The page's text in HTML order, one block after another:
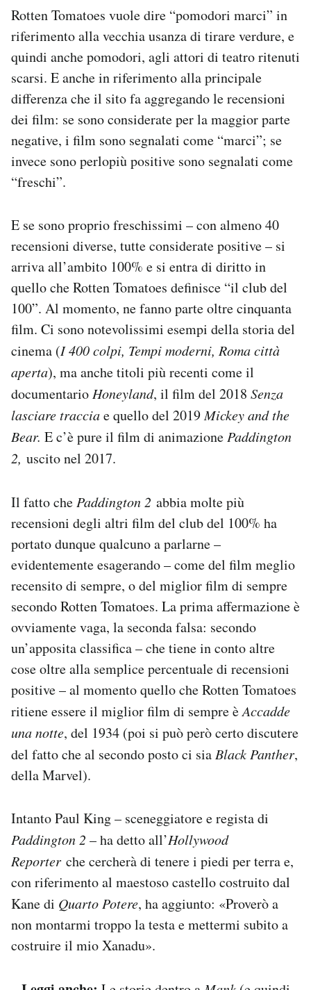
Rotten Tomatoes vuole dire “pomodori marci” in
riferimento alla vecchia usanza di tirare verdure, e
quindi anche pomodori, agli attori di teatro ritenuti
scarsi. E anche in riferimento alla principale
differenza che il sito fa aggregando le recensioni
dei film: se sono considerate per la maggior parte
negative, i film sono segnalati come “marci”; se
invece sono perlopiù positive sono segnalati come
“freschi”.
E se sono proprio freschissimi – con almeno 40
recensioni diverse, tutte considerate positive – si
arriva all’ambito 100% e si entra di diritto in
quello che Rotten Tomatoes definisce “il club del
100”. Al momento, ne fanno parte oltre cinquanta
film. Ci sono notevolissimi esempi della storia del
cinema (I 400 colpi, Tempi moderni, Roma città
aperta), ma anche titoli più recenti come il
documentario Honeyland, il film del 2018 Senza
lasciare tracciae quello del 2019Mickey and the
Bear. E c’è pure il film di animazione Paddington
2, uscito nel 2017.
Il fatto che Paddington 2 abbia molte più
recensioni degli altri film del club del 100% ha
portato dunque qualcuno a parlarne –
evidentemente esagerando – come del film meglio
recensito di sempre, o del miglior film di sempre
secondo Rotten Tomatoes. La prima affermazione è
ovviamente vaga, la seconda falsa: secondo
un’apposita classifica – che tiene in conto altre
cose oltre alla semplice percentuale di recensioni
positive – al momento quello che Rotten Tomatoes
ritiene essere il miglior film di sempre èAccadde
una notte, del 1934 (poi si può però certo discutere
del fatto che al secondo posto ci sia Black Panther,
della Marvel).
Intanto Paul King – sceneggiatore e regista di
Paddington 2 – ha detto all’Hollywood
Reporter che cercherà di tenere i piedi per terra e,
con riferimento al maestoso castello costruito dal
Kane di Quarto Potere, ha aggiunto: «Proverò a
non montarmi troppo la testa e mettermi subito a
costruire il mio Xanadu».